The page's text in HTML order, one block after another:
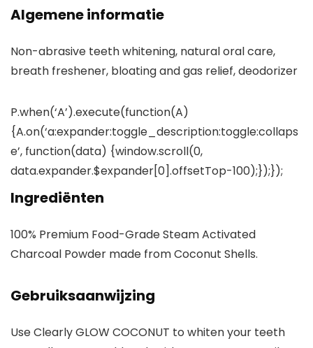
Algemene informatie
Non-abrasive teeth whitening, natural oral care,
breath freshener, bloating and gas relief, deodorizer
P.when(‘A’).execute(function(A)
{A.on(‘a:expander:toggle_description:toggle:collaps
e’, function(data) {window.scroll(0,
data.expander.$expander[0].offsetTop-100);});});
Ingrediënten
100% Premium Food-Grade Steam Activated
Charcoal Powder made from Coconut Shells.
Gebruiksaanwijzing
Use Clearly GLOW COCONUT to whiten your teeth